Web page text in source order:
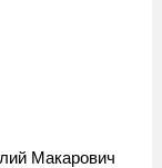
Макарович